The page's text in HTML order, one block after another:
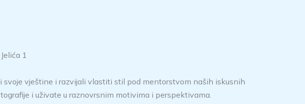
1
vještine i razvijali vlastiti stil pod mentorstvom naših iskusnih
i uživate u raznovrsnim motivima i perspektivama.